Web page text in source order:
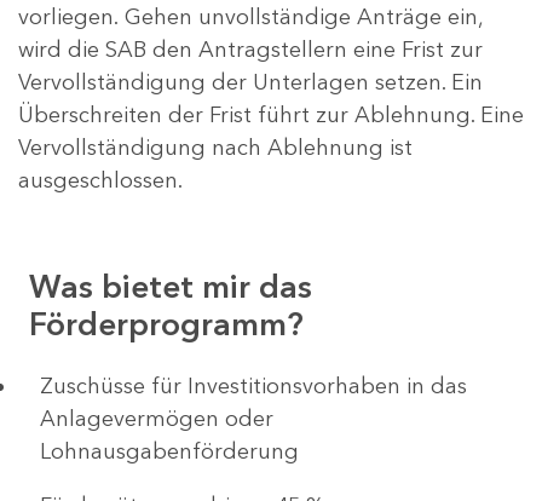
vorliegen. Gehen unvollständige Anträge ein,
wird die SAB den Antragstellern eine Frist zur
Vervollständigung der Unterlagen setzen. Ein
Überschreiten der Frist führt zur Ablehnung. Eine
Vervollständigung nach Ablehnung ist
ausgeschlossen.
Was bietet mir das
Förderprogramm?
​​​​​​Zuschüsse für Investitionsvorhaben in das
Anlagevermögen oder
Lohnausgabenförderung